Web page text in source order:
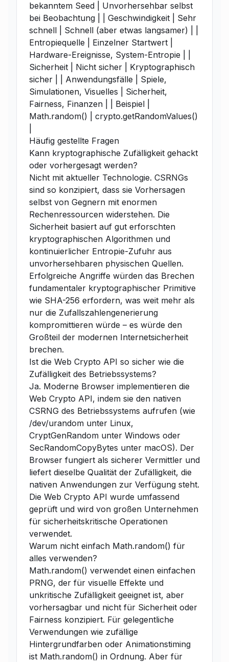
bekanntem Seed | Unvorhersehbar selbst
bei Beobachtung | | Geschwindigkeit | Sehr
schnell | Schnell (aber etwas langsamer) | |
Entropiequelle | Einzelner Startwert |
Hardware-Ereignisse, System-Entropie | |
Sicherheit | Nicht sicher | Kryptographisch
sicher | | Anwendungsfälle | Spiele,
Simulationen, Visuelles | Sicherheit,
Fairness, Finanzen | | Beispiel |
Math.random() | crypto.getRandomValues()
Häufig gestellte Fragen
Kann kryptographische Zufälligkeit gehackt
oder vorhergesagt werden?
Nicht mit aktueller Technologie. CSRNGs
sind so konzipiert, dass sie Vorhersagen
selbst von Gegnern mit enormen
Rechenressourcen widerstehen. Die
Sicherheit basiert auf gut erforschten
kryptographischen Algorithmen und
kontinuierlicher Entropie-Zufuhr aus
unvorhersehbaren physischen Quellen.
Erfolgreiche Angriffe würden das Brechen
fundamentaler kryptographischer Primitive
wie SHA-256 erfordern, was weit mehr als
nur die Zufallszahlengenerierung
kompromittieren würde – es würde den
Großteil der modernen Internetsicherheit
brechen.
Ist die Web Crypto API so sicher wie die
Zufälligkeit des Betriebssystems?
Ja. Moderne Browser implementieren die
Web Crypto API, indem sie den nativen
CSRNG des Betriebssystems aufrufen (wie
/dev/urandom unter Linux,
CryptGenRandom unter Windows oder
SecRandomCopyBytes unter macOS). Der
Browser fungiert als sicherer Vermittler und
liefert dieselbe Qualität der Zufälligkeit, die
nativen Anwendungen zur Verfügung steht.
Die Web Crypto API wurde umfassend
geprüft und wird von großen Unternehmen
für sicherheitskritische Operationen
verwendet.
Warum nicht einfach Math.random() für
alles verwenden?
Math.random() verwendet einen einfachen
PRNG, der für visuelle Effekte und
unkritische Zufälligkeit geeignet ist, aber
vorhersagbar und nicht für Sicherheit oder
Fairness konzipiert. Für gelegentliche
Verwendungen wie zufällige
Hintergrundfarben oder Animationstiming
ist Math.random() in Ordnung. Aber für